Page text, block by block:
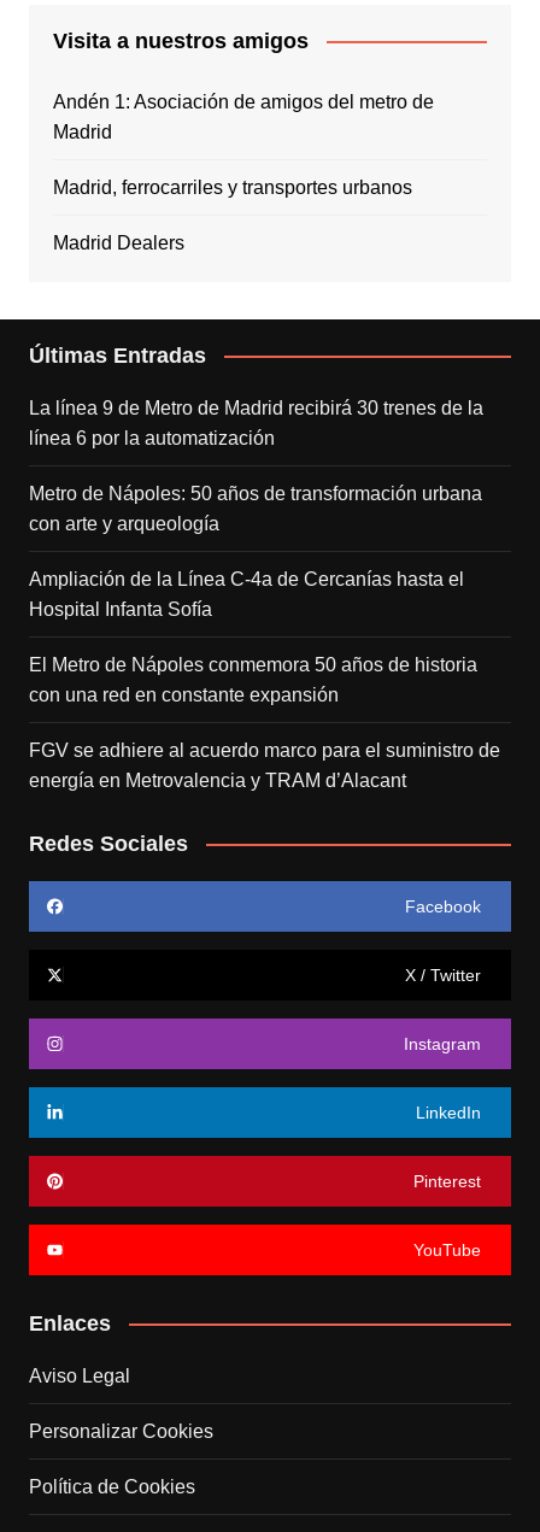
Visita a nuestros amigos
Andén 1: Asociación de amigos del metro de
Madrid
Madrid, ferrocarriles y transportes urbanos
Madrid Dealers
Últimas Entradas
La línea 9 de Metro de Madrid recibirá 30 trenes de la
línea 6 por la automatización
Metro de Nápoles: 50 años de transformación urbana
con arte y arqueología
Ampliación de la Línea C-4a de Cercanías hasta el
Hospital Infanta Sofía
El Metro de Nápoles conmemora 50 años de historia
con una red en constante expansión
FGV se adhiere al acuerdo marco para el suministro de
energía en Metrovalencia y TRAM d’Alacant
Redes Sociales
Facebook
X / Twitter
Instagram
LinkedIn
Pinterest
YouTube
Enlaces
Aviso Legal
Personalizar Cookies
Política de Cookies